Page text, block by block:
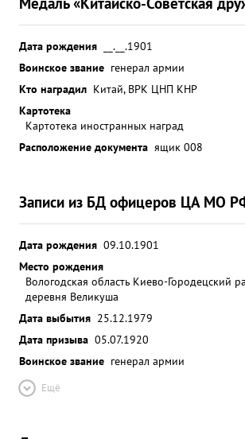
Дата рождения
__.__.1901
Воинское звание генерал армии
Кто наградил Китай, ВРК ЦНП КНР
Картотека
Картотека иностранных наград
Расположение документа ящик 008
Записи из БД офицеров ЦА МО
Дата рождения 09.10.1901
Место рождения
Вологодская область Киево-Городецский
деревня Великуша
Дата выбытия 25.12.1979
Дата призыва 05.07.1920
Воинское звание генерал армии
Ещё